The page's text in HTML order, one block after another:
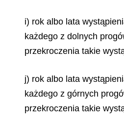
i) rok albo lata
każdego z dolnych
przekroczenia takie
j) rok albo lata
każdego z górnych
przekroczenia takie